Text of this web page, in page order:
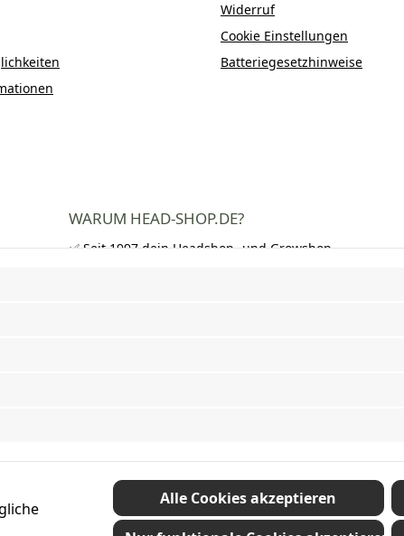
Widerruf
Cookie Einstellungen
Batteriegesetzhinweise
WARUM HEAD-SHOP.DE?
✅ Seit 1997 dein Headshop- und Growshop-
Alle Cookies akzeptieren